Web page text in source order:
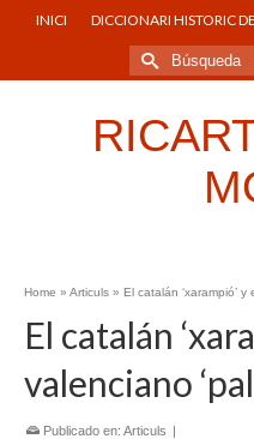
INICI DICCIONARI HISTORIC
Buscar
por:
Home » Articuls » El catalán ‘xarampió’ y
El catalán
valenciano
Publicado en: Articuls |